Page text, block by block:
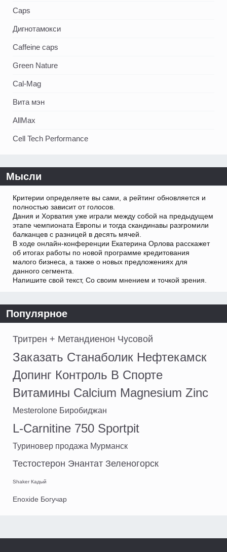
Caps
Дигнотамокси
Caffeine caps
Green Nature
Cal-Mag
Вита мэн
AllMax
Cell Tech Performance
Мысли
Критерии определяете вы сами, а рейтинг обновляется и
полностью зависит от голосов.
Дания и Хорватия уже играли между собой на предыдущем
этапе чемпионата Европы и тогда скандинавы разгромили
балканцев с разницей в десять мячей.
В ходе онлайн-конференции Екатерина Орлова расскажет
об итогах работы по новой программе кредитования
малого бизнеса, а также о новых предложениях для
данного сегмента.
Напишите свой текст, Со своим мнением и точкой зрения.
Популярное
Тритрен + Метандиенон Чусовой
Заказать Станаболик Нефтекамск
Допинг Контроль В Спорте
Витамины Calcium Magnesium Zinc
Mesterolone Биробиджан
L-Carnitine 750 Sportpit
Туриновер продажа Мурманск
Тестостерон Энантат Зеленогорск
Shaker Кадый
Enoxide Богучар